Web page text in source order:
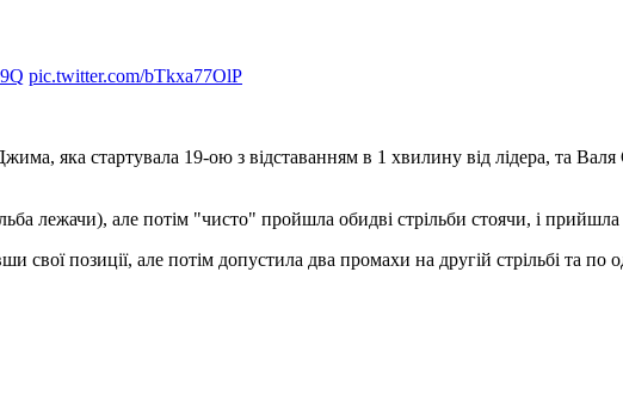
pic.twitter.com/bTkxa77OlP
яка стартувала 19-ою з відставанням в 1 хвилину від лідера, та
лежачи), але потім "чисто" пройшла обидві стрільби стоячи, і
позиції, але потім допустила два промахи на другій стрільбі та